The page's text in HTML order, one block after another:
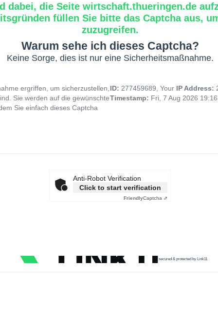
dabei, die Seite wirtschaft.thueringen.de
füllen Sie bitte das Captcha aus,
zuzugreifen.
Warum sehe ich dieses Captcha?
Keine Sorge, dies ist nur eine Sicherheitsmaßnahme.
ergriffen, um sicherzustellen,
Sie werden auf die gewünschte
Sie einfach dieses Captcha
ID: 277459689, Your IP Address:
Timestamp: Fri, 7 Aug 2026
Anti-Robot Verification
Click to start verification
FriendlyCaptcha ⇗
secured & protected by Link11